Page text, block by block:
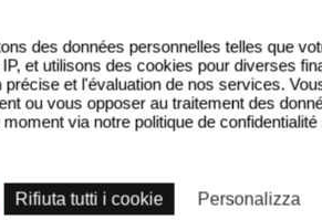
OSS 117 - Alerte Rouge en
Noire - Bande-annonce
des données personnelles telles que
et utilisons des cookies pour diverses
et l'évaluation de nos services.
ou vous opposer au traitement des
via notre politique de
Rifiuta tutti i cookie
Personalizza